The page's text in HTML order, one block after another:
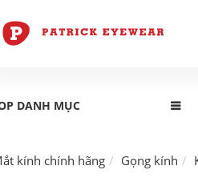
DANH MỤC
kính chính hãng Gọng kính